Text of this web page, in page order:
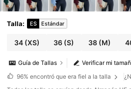
Talla: ES Estándar
34(XS) 36 (S) 38(M)
Verificar mi
Guía de Tallas
96% encontró que era fiel a la talla